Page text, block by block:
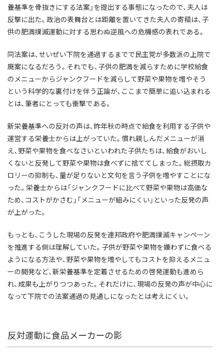
養基準を骨抜きにする法案」を提出する事態になったので、夫人は
反撃に出た。政治の表舞台とは距離を置いてきた夫人の寄稿は、子
供の肥満撲滅運動に対する思わぬ逆風への危機感の表れである。
同法案は、せいぜい下院を通過するまでで民主党が多数派の上院で
廃案になるだろう。それでも、子供の肥満を減らすために学校給食
のメニューからジャンクフードを減らして野菜や果物を増やそう
という科学的な裏付けを伴う正論が、ここまで簡単に追い込まれる
とは、筆者にとっても衝撃である。
新栄養基準への反対の声は、昨年秋の時点で給食を利用する子供や
運営する栄養士からは上がっていた。慣れ親しんだメニューが消
え、野菜や果物を食べなさいといわれた子供たちは、給食がおいし
くないと反発して野菜や果物は食べずに捨ててしまった。総摂取カ
ロリーの抑制も、量が足りないと文句を言う子供を増やすことにな
った。栄養士からは「ジャンクフードに比べて野菜や果物は高価な
ため、コストがかさむ」「メニューが組みにくい」といった反発の声
が上がった。
もっとも、こうした現場の反発を連邦政府や肥満撲滅キャンペーン
を推進する側は理解していた。子供が野菜や果物を嫌わずに食べる
ようになる方法や、野菜や果物を増やしてもコストを抑えるメニュ
ーの開発など、新栄養基準を定着させるための啓発運動も進めら
れ、成果も上がりつつあった。それだけに、現場の反発の声が中心に
なって下院での法案通過の見通しになったとは考えにくい。
反対運動に食品メーカーの影